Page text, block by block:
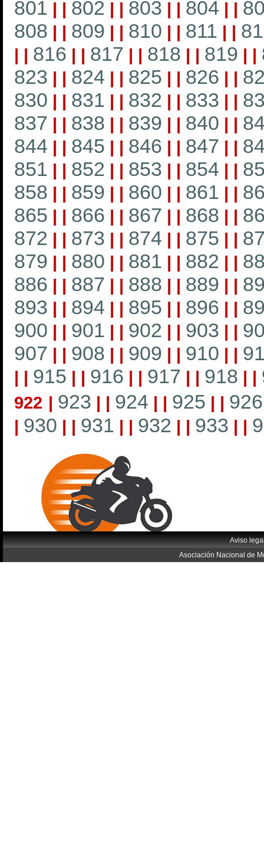
801 | | 802 | | 803 | | 804 | |
808 | | 809 | | 810 | | 811 | |
| | 816 | | 817 | | 818 | | 819 | |
823 | | 824 | | 825 | | 826 | |
830 | | 831 | | 832 | | 833 | |
837 | | 838 | | 839 | | 840 | |
844 | | 845 | | 846 | | 847 | |
851 | | 852 | | 853 | | 854 | |
858 | | 859 | | 860 | | 861 | |
865 | | 866 | | 867 | | 868 | |
872 | | 873 | | 874 | | 875 | |
879 | | 880 | | 881 | | 882 | |
886 | | 887 | | 888 | | 889 | |
893 | | 894 | | 895 | | 896 | |
900 | | 901 | | 902 | | 903 | |
907 | | 908 | | 909 | | 910 | |
| | 915 | | 916 | | 917 | | 918 | |
922 | 923 | | 924 | | 925 | | 926
| 930 | | 931 | | 932 | | 933 | |
Aviso
Asociación Nacional de